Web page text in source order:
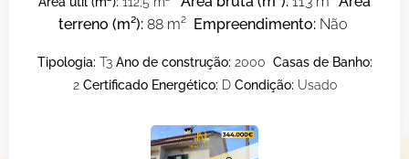
terreno (m²): 88 m² Empreendimento: Não
Tipologia: T3 Ano de construção: 2000 Casas de Banho:
2 Certificado Energético: D Condição: Usado